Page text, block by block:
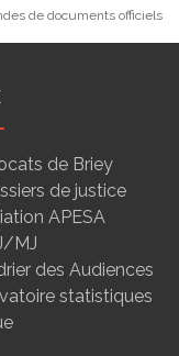
de documents officiels
de Briey
de justice
APESA
MJ
des Audiences
statistiques